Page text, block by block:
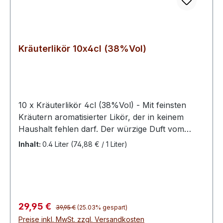
Kräuterlikör 10x4cl (38%Vol)
10 x Kräuterlikör 4cl (38%Vol) - Mit feinsten
Kräutern aromatisierter Likör, der in keinem
Haushalt fehlen darf. Der würzige Duft vom
Schwechower Kräuterlikör animiert die Sinne
dem Essen genau das Richtige. Spirituosen aus
Kräutern haben eine lange Tradition. Sie zählen
Inhalt: 0.4 Liter (74,88 € / 1 Liter)
Verkaufspreis:
29,95 € Regulärer Preis:
39,95 € (25.03% gespart)
Preise inkl. MwSt. zzgl. Versandkosten